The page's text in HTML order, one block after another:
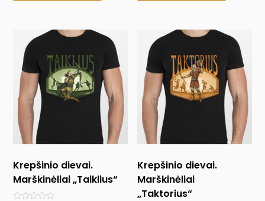
Krepšinio dievai.
Marškinėliai „Taiklius“
Krepšinio dievai.
Marškinėliai
„Taktorius“